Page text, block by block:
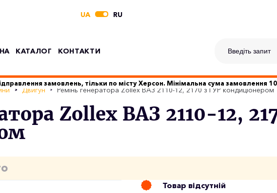
UA RU
КАТАЛОГ КОНТАКТИ
замовлень, тільки по місту Херсон. Мінімальна сума замовлення
Двигун Ремінь генератора Zollex ВАЗ 2110-12, 2170 з ГУР кондиціонером
Zollex ВАЗ 2110-12,
Товар відсутній